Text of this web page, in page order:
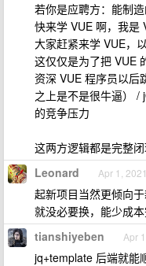
若你是应聘方：能制
快来学 VUE 啊，我是
大家赶紧来学 VUE，
这仅仅是为了把 VUE
资深 VUE 程序员以后
之上是不是很牛逼） /
的竞争压力
这两方逻辑都是完整
Leonard Apr 1, 2021
起新项目当然更倾向
就没必要换，能少成
tianshiyeben Apr
jq+template 后端就能